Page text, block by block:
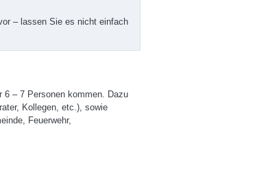
– lassen Sie es nicht einfach
6 – 7 Personen kommen. Dazu
Kollegen, etc.), sowie
Feuerwehr,